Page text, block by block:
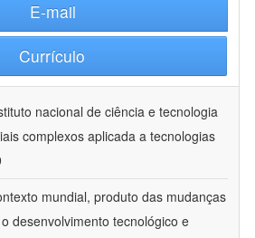
E-mail
Currículo
nacional de ciência e tecnologia
complexos aplicada a tecnologias
mundial, produto das mudanças
desenvolvimento tecnológico e